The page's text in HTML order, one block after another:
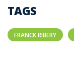
TAGS
FRANCK RIBERY